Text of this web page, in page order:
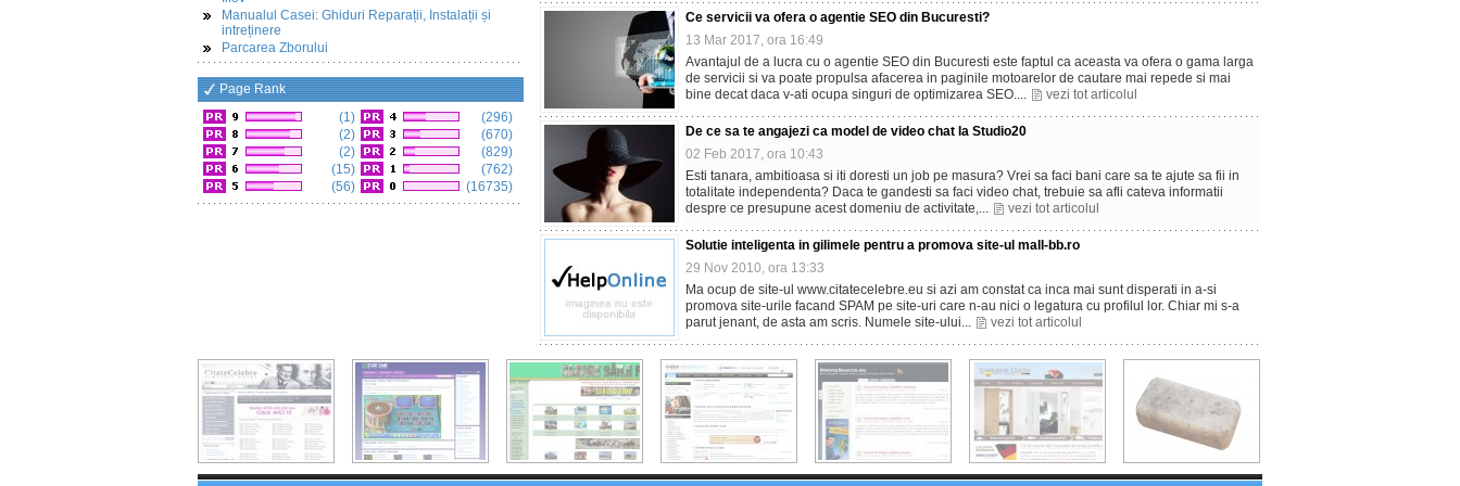
Manualul Casei: Ghiduri Reparații, Instalații și
intreținere
Parcarea Zborului
Page Rank
(1)
(2)
(2)
(15)
(56)
(296)
(670)
(829)
(762)
(16735)
Ce servicii va ofera o agentie SEO din Bucuresti?
13 Mar 2017, ora 16:49
Avantajul de a lucra cu o agentie SEO din Bucuresti este faptul ca aceasta va ofera o gama larga
de servicii si va poate propulsa afacerea in paginile motoarelor de cautare mai repede si mai
bine decat daca v-ati ocupa singuri de optimizarea SEO....
vezi tot articolul
De ce sa te angajezi ca model de video chat la Studio20
02 Feb 2017, ora 10:43
Esti tanara, ambitioasa si iti doresti un job pe masura? Vrei sa faci bani care sa te ajute sa fii in
totalitate independenta? Daca te gandesti sa faci video chat, trebuie sa afli cateva informatii
despre ce presupune acest domeniu de activitate,...
vezi tot articolul
Solutie inteligenta in gilimele pentru a promova site-ul mall-bb.ro
29 Nov 2010, ora 13:33
Ma ocup de site-ul www.citatecelebre.eu si azi am constat ca inca mai sunt disperati in a-si
promova site-urile facand SPAM pe site-uri care n-au nici o legatura cu profilul lor. Chiar mi s-a
parut jenant, de asta am scris. Numele site-ului...
vezi tot articolul